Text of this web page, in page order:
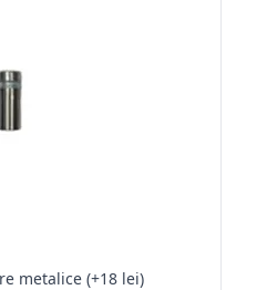
Kit cu 2 distanțiere metalice (+18 lei)